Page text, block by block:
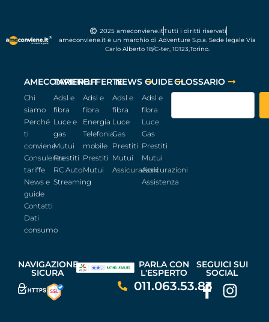
2025 ameconviene.itTutti i diritti riservati
ameconviene.it è un marchio di Adventure S.p.a. Sede legale Via
Carlo Alberto 18/C-ter, 10123,Torino.
AMECONVIENE.IT
Chi
siamo
Perché
ti
conviene
Consulenza
tariffe
News e
guide
Contatti
Dati
consumo
TARIFFE
Adsl e
fibra
Luce e
gas
Mutui
Prestiti
RC Auto
Streaming
OFFERTE
Adsl e
fibra
Energia
Telefonia
mobile
Prestiti
Mutui
NEWS
Adsl e
fibra
Luce
Gas
Prestiti
Mutui
Assicurazioni
GUIDE
Adsl e
fibra
Luce
Gas
Prestiti
Mutui
Assicurazioni
Assistenza
GLOSSARIO
NAVIGAZIONE
SICURA
PARLA CON
L'ESPERTO
011.063.53.83
SEGUICI SUI
SOCIAL